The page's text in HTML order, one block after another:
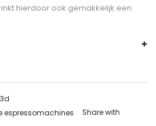
hierdoor ook gemakkelijk een
Share with